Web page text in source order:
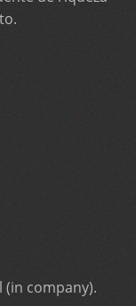
company).